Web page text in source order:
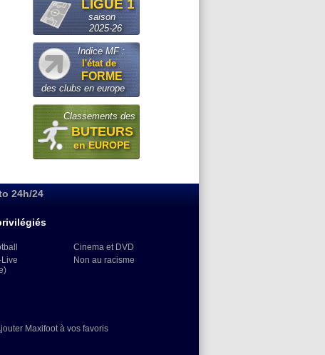
LIGUE 1
saison
2025-26
Indice MF :
l'état de
FORME
des clubs en europe
Classements des
BUTEURS
en EUROPE
24h/24
Live
Cinema et DVD
Non au racisme
Maxifoot à vos favoris